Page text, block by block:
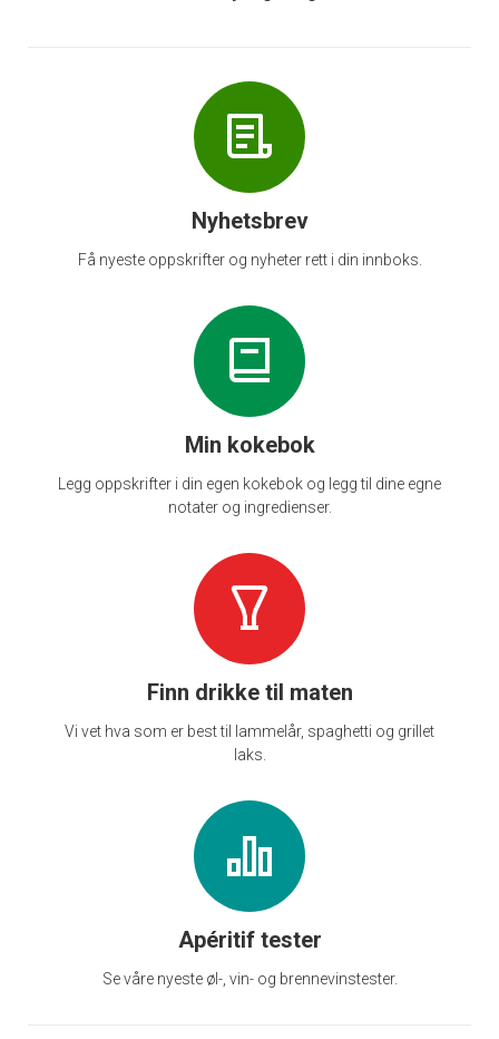
Nyhetsbrev
Få nyeste oppskrifter og nyheter rett i din innboks.
Min kokebok
Legg oppskrifter i din egen kokebok og legg til dine egne
notater og ingredienser.
Finn drikke til maten
Vi vet hva som er best til lammelår, spaghetti og grillet
laks.
Apéritif tester
Se våre nyeste øl-, vin- og brennevinstester.